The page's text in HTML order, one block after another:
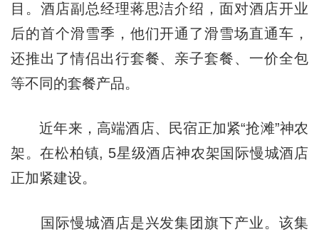
目。酒店副总经理蒋思洁介绍，面对酒店开业
后的首个滑雪季，他们开通了滑雪场直通车，
还推出了情侣出行套餐、亲子套餐、一价全包
等不同的套餐产品。
近年来，高端酒店、民宿正加紧“抢滩”神农
架。在松柏镇, 5星级酒店神农架国际慢城酒店
正加紧建设。
国际慢城酒店是兴发集团旗下产业。该集